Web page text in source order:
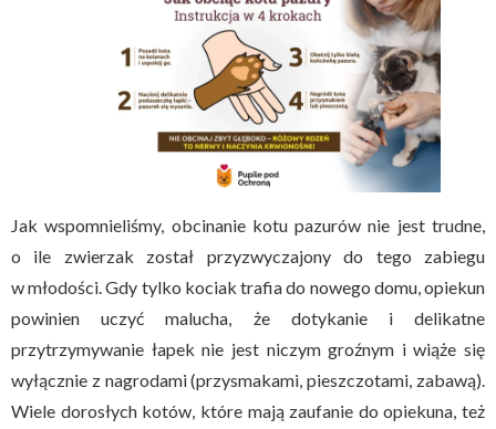
Jak wspomnieliśmy, obcinanie kotu pazurów nie jest trudne,
o ile zwierzak został przyzwyczajony do tego zabiegu
w młodości. Gdy tylko kociak trafia do nowego domu, opiekun
powinien uczyć malucha, że dotykanie i delikatne
przytrzymywanie łapek nie jest niczym groźnym i wiąże się
wyłącznie z nagrodami (przysmakami, pieszczotami, zabawą).
Wiele dorosłych kotów, które mają zaufanie do opiekuna, też